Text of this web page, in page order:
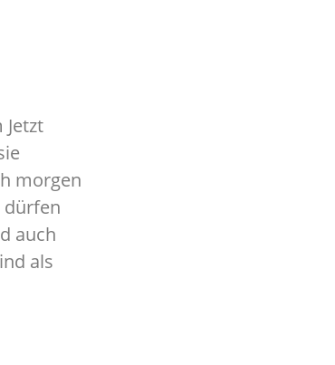
morgen
dürfen
auch
als